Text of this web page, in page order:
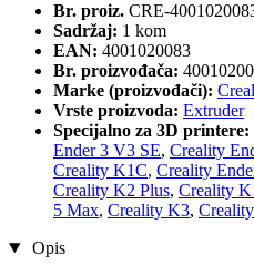
Br. proiz. CRE-
Sadržaj: 1 kom
EAN: 4001020083
Br. proizvođača:
Marke (proizvođači):
Vrste proizvoda: Extruder
Specijalno za 3D printere:
Ender 3 V3 SE, Creality
Creality K1C, Creality
Creality K2 Plus, Creality
5 Max, Creality K3,
Opis